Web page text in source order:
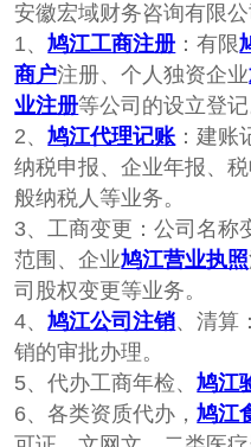
安徽宏域财务咨询有限
1、鸠江工商注册 ：‌‌有限
商户注册、个人独‌‌资企业
业注册等公司的设立登记
2、鸠江代理记账 ：建账
纳税申报、企业年报、
般纳税人等业务。
3、工商变更：公司名称
范围、企业鸠江营业执照
司股权变更等业务。
4、鸠江公司注销、清算
销的审批办理。
5、代办工商年检、鸠江
6、各类资质代办，鸠江